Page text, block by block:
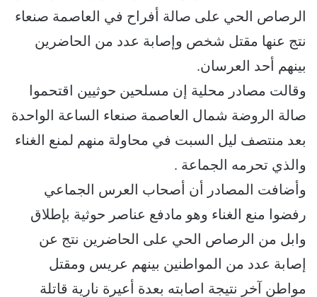
الرصاص الحي على صالة أفراح في العاصمة صنعاء
نتج عنها مقتل شخص وإصابة عدد من الحاضرين
بينهم أحد العرسان.
وقالت مصادر محلية إن مسلحين حوثيين اقتحموا
صالة الروضة شمال العاصمة صنعاء الساعة الواحدة
بعد منتصف ليل السبت في محاولة منهم لمنع الغناء
والذي تحرمه الجماعة .
وأضافت المصادر أن أصحاب العرس الجماعي
رفضوا منع الغناء وهو مادفع عناصر حوثية بإطلاق
وابل من الرصاص الحي على الحاضرين نتج عن
إصابة عدد من المواطنين بينهم عريس ومقتل
مواطن آخر نتيجة اصابته بعدة أعيرة نارية قاتلة